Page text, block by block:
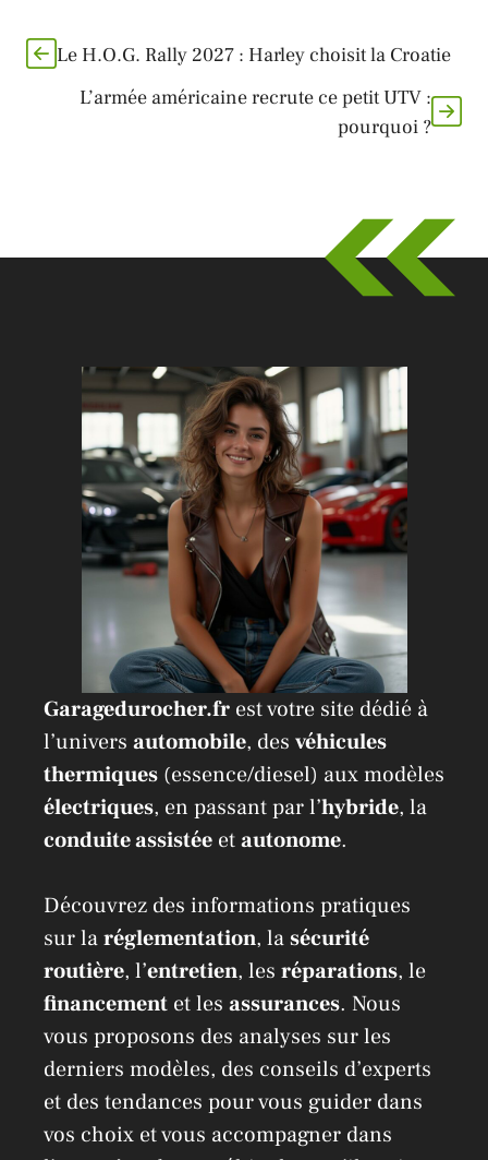
Le H.O.G. Rally 2027 : Harley choisit la Croatie
L’armée américaine recrute ce petit UTV :
pourquoi ?
Garagedurocher.fr est votre site dédié à
l’univers automobile, des véhicules
thermiques (essence/diesel) aux modèles
électriques, en passant par l’hybride, la
conduite assistée etautonome.
Découvrez des informations pratiques
sur laréglementation, lasécurité
routière, l’entretien, les réparations, le
financement et les assurances. Nous
vous proposons des analyses sur les
derniers modèles, des conseils d’experts
et des tendances pour vous guider dans
vos choix et vous accompagner dans